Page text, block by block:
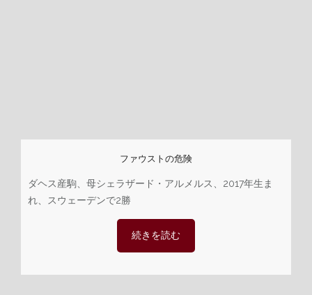
ファウストの危険
ダヘス産駒、母シェラザード・アルメルス、2017年生ま
れ、スウェーデンで2勝
続きを読む